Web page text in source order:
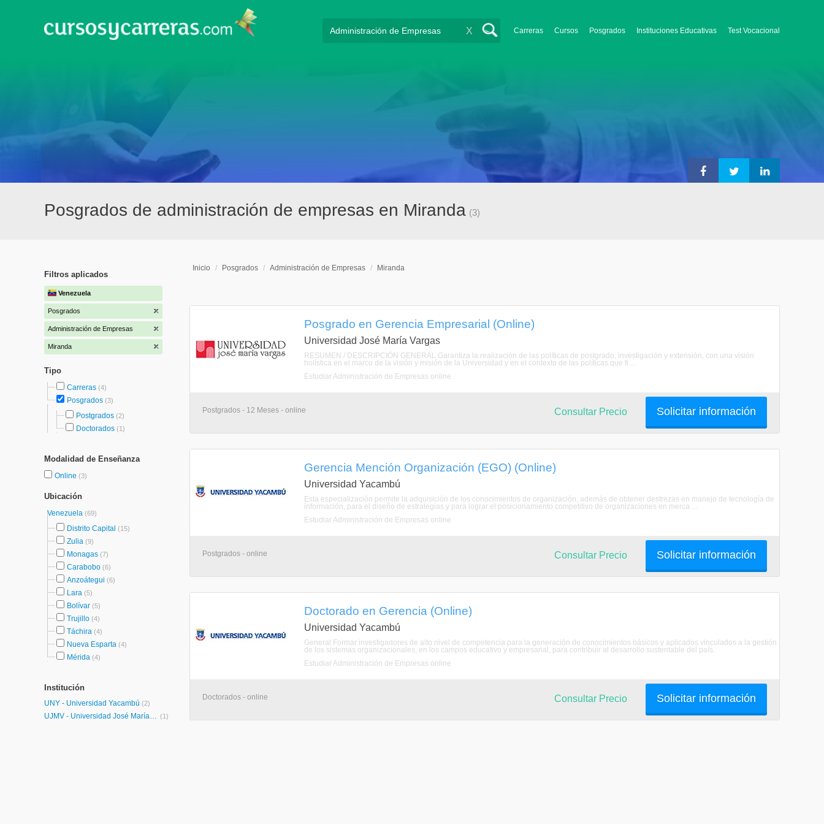
Carreras Cursos Posgrados Instituciones Educativas Test Vocacional
X
Posgrados de administración de empresas en Miranda (3)
Filtros aplicados
Venezuela
Posgrados
Administración de Empresas
Miranda
Tipo
Carreras (4)
Posgrados (3)
Postgrados (2)
Doctorados (1)
Modalidad de Enseñanza
Online (3)
Ubicación
Venezuela (69)
Distrito Capital (15)
Zulia (9)
Monagas (7)
Carabobo (6)
Anzoátegui (6)
Lara (5)
Bolívar (5)
Trujillo (4)
Táchira (4)
Nueva Esparta (4)
Mérida (4)
Institución
UNY - Universidad Yacambú (2)
UJMV - Universidad José María Vargas (1)
Inicio / Posgrados / Administración de Empresas / Miranda
Posgrado en Gerencia Empresarial (Online)
Universidad José María Vargas
RESUMEN / DESCRIPCIÓN GENERAL Garantiza la realización de las políticas de postgrado, investigación y extensión, con una visión
holística en el marco de la visión y misión de la Universidad y en el contexto de las políticas que fi ...
Estudiar Administración de Empresas online
Postgrados - 12 Meses - online Solicitar información
Consultar Precio
Gerencia Mención Organización (EGO) (Online)
Universidad Yacambú
Esta especialización permite la adquisición de los conocimientos de organización, además de obtener destrezas en manejo de tecnología de
información, para el diseño de estrategias y para lograr el posicionamiento competitivo de organizaciones en merca ...
Estudiar Administración de Empresas online
Postgrados - online Solicitar información
Consultar Precio
Doctorado en Gerencia (Online)
Universidad Yacambú
General Formar investigadores de alto nivel de competencia para la generación de conocimientos básicos y aplicados vinculados a la gestión
de los sistemas organizacionales, en los campos educativo y empresarial, para contribuir al desarrollo sustentable del país.
Estudiar Administración de Empresas online
Doctorados - online Solicitar información
Consultar Precio